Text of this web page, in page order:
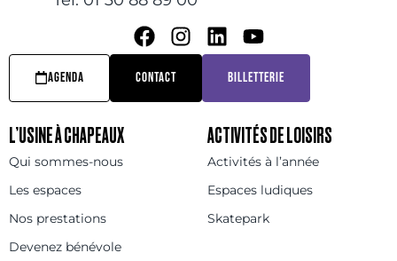
AGENDA CONTACT BILLETTERIE
L’USINE À CHAPEAUX
Qui sommes-nous
Les espaces
Nos prestations
Devenez bénévole
ACTIVITÉS DE LOISIRS
Activités à l’année
Espaces ludiques
Skatepark